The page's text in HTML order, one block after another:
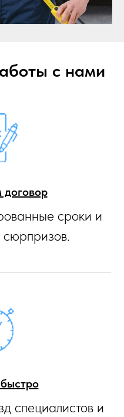
с нами
договор
сроки и
специалистов и